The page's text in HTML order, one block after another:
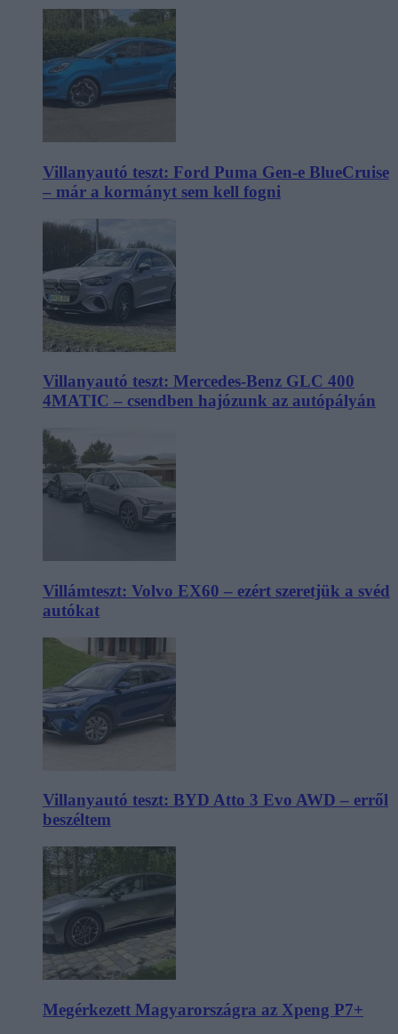
Villanyautó teszt: Ford Puma Gen-e BlueCruise
– már a kormányt sem kell fogni
Villanyautó teszt: Mercedes-Benz GLC 400
4MATIC – csendben hajózunk az autópályán
Villámteszt: Volvo EX60 – ezért szeretjük a svéd
autókat
Villanyautó teszt: BYD Atto 3 Evo AWD – erről
beszéltem
Megérkezett Magyarországra az Xpeng P7+